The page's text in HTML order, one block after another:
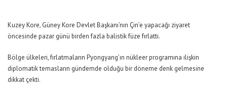
Kuzey Kore, Güney Kore Devlet Başkanı’nın Çin’e yapacağı ziyaret
öncesinde pazar günü birden fazla balistik füze fırlattı.
Bölge ülkeleri, fırlatmaların Pyongyang’ın nükleer programına ilişkin
diplomatik temasların gündemde olduğu bir döneme denk gelmesine
dikkat çekti.